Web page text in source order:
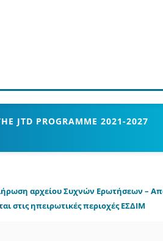
JTD PROGRAMME 2021-2027
αρχείου Συχνών Ερωτήσεων –
στις ηπειρωτικές περιοχές ΕΣΔΙΜ